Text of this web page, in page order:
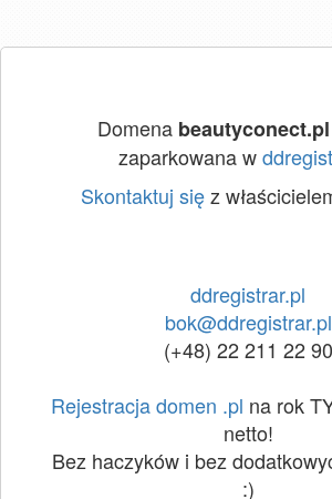
Domena beautyconect.pl
zaparkowana w
Skontaktuj sięz
ddregistrar.pl
bok@ddregistrar.pl
(+48) 22 211 22 90
Rejestracja domen .pl na rok
netto!
Bez haczyków i bez
:)